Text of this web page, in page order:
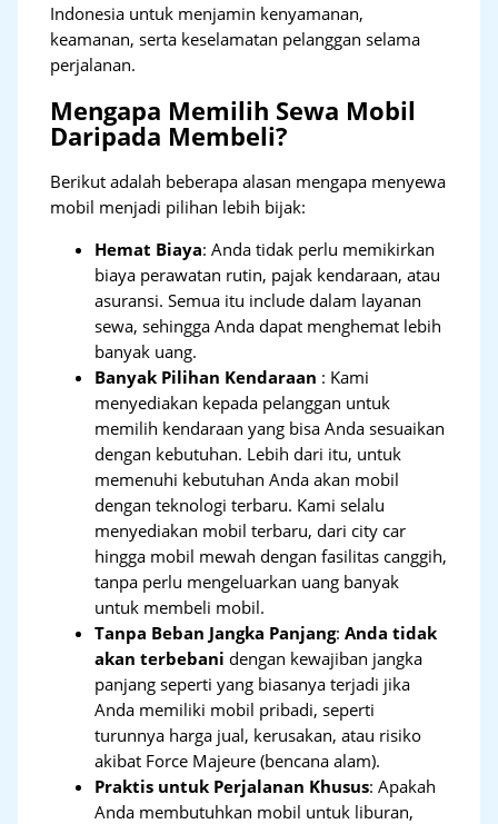
Indonesia untuk menjamin kenyamanan,
keamanan, serta keselamatan pelanggan selama
perjalanan.
Mengapa Memilih Sewa Mobil
Daripada Membeli?
Berikut adalah beberapa alasan mengapa menyewa
mobil menjadi pilihan lebih bijak:
Hemat Biaya: Anda tidak perlu memikirkan
biaya perawatan rutin, pajak kendaraan, atau
asuransi. Semua itu include dalam layanan
sewa, sehingga Anda dapat menghemat lebih
banyak uang.
Banyak Pilihan Kendaraan : Kami
menyediakan kepada pelanggan untuk
memilih kendaraan yang bisa Anda sesuaikan
dengan kebutuhan. Lebih dari itu, untuk
memenuhi kebutuhan Anda akan mobil
dengan teknologi terbaru. Kami selalu
menyediakan mobil terbaru, dari city car
hingga mobil mewah dengan fasilitas canggih,
tanpa perlu mengeluarkan uang banyak
untuk membeli mobil.
Tanpa Beban Jangka Panjang:Anda tidak
akan terbebani dengan kewajiban jangka
panjang seperti yang biasanya terjadi jika
Anda memiliki mobil pribadi, seperti
turunnya harga jual, kerusakan, atau risiko
akibat Force Majeure (bencana alam).
Praktis untuk Perjalanan Khusus: Apakah
Anda membutuhkan mobil untuk liburan,